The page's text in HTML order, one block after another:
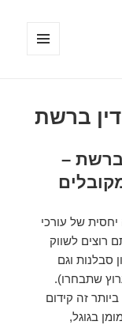
ברשת
ברשת –
של עורכי
רוצים לשווק
סבלנות וגם
שתבחרו).
זה קידום
בגוגל,